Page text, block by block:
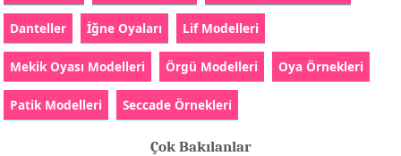
Danteller İğne Oyaları Lif Modelleri
Mekik Oyası Modelleri Örgü Modelleri Oya Örnekleri
Patik Modelleri Seccade Örnekleri
Çok Bakılanlar